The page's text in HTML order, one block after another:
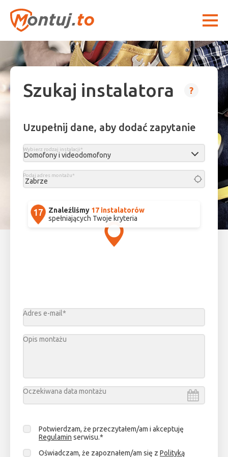
Szukaj instalatora ?
Uzupełnij dane, aby dodać zapytanie
Wybierz rodzaj instalacji*
Podaj adres montażu*
Znaleźliśmy 17 instalatorów
spełniających Twoje kryteria
Adres e-mail*
Opis montażu
Oczekiwana data montażu
pn. wt. śr. cz. pt. sob. niedz.
27 28 29 30 31 1
Potwierdzam, że przeczytałem/am i akceptuję
Regulamin serwisu.*
Oświadczam, że zapoznałem/am się z Polityką